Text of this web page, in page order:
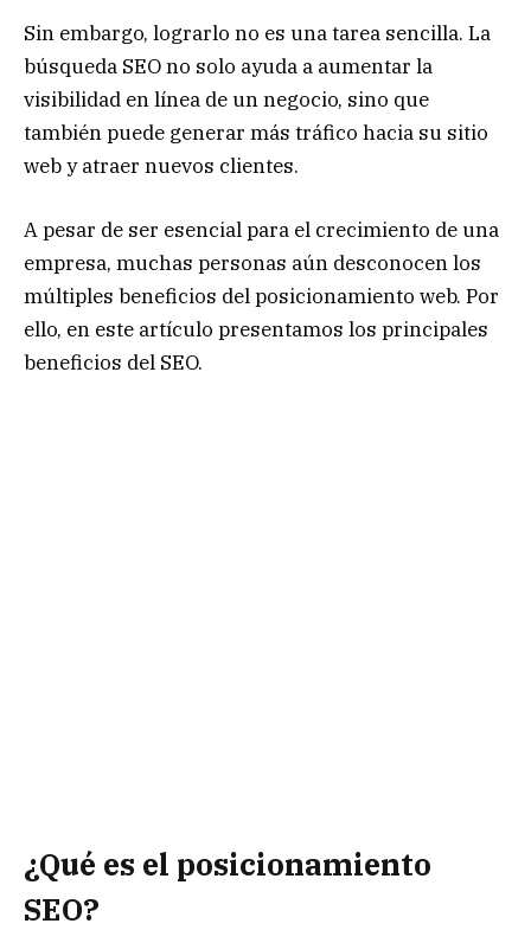
Sin embargo, lograrlo no es una tarea sencilla. La
búsqueda SEO no solo ayuda a aumentar la
visibilidad en línea de un negocio, sino que
también puede generar más tráfico hacia su sitio
web y atraer nuevos clientes.
A pesar de ser esencial para el crecimiento de una
empresa, muchas personas aún desconocen los
múltiples beneficios del posicionamiento web. Por
ello, en este artículo presentamos los principales
beneficios del SEO.
¿Qué es el posicionamiento
SEO?